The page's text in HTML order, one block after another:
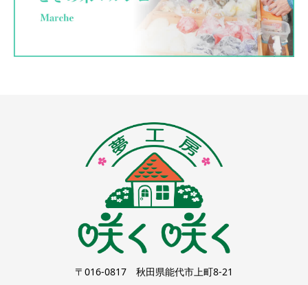
〒016-0817 秋田県能代市上町8-21